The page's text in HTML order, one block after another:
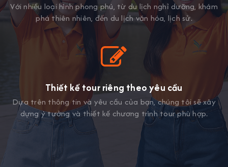
Với nhiều loại hình phong phú, từ du lịch nghỉ dưỡng, khám
phá thiên nhiên, đến du lịch văn hóa, lịch sử.
Thiết kế tour riêng theo yêu cầu
Dựa trên thông tin và yêu cầu của bạn, chúng tôi sẽ xây
dựng ý tưởng và thiết kế chương trình tour phù hợp.